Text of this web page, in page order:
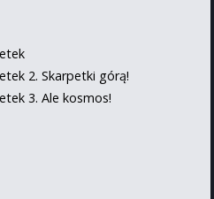
2. Skarpetki górą!
3. Ale kosmos!